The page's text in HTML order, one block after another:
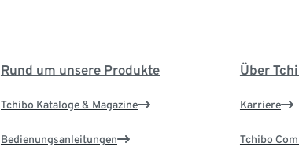
Rund um unsere Produkte
Tchibo Kataloge & Magazine
Bedienungsanleitungen
Über
Karriere
Tchibo